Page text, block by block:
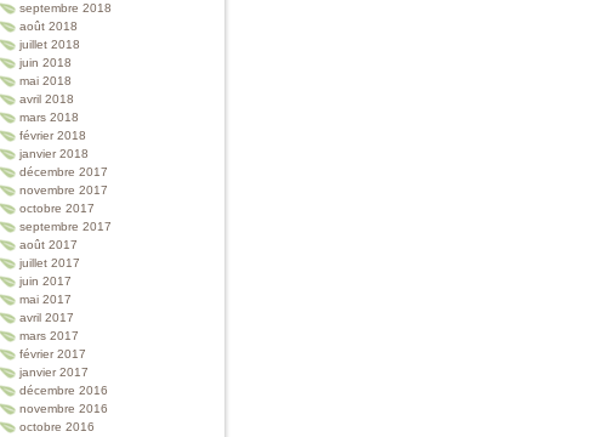
septembre 2018
août 2018
juillet 2018
juin 2018
mai 2018
avril 2018
mars 2018
février 2018
janvier 2018
décembre 2017
novembre 2017
octobre 2017
septembre 2017
août 2017
juillet 2017
juin 2017
mai 2017
avril 2017
mars 2017
février 2017
janvier 2017
décembre 2016
novembre 2016
octobre 2016